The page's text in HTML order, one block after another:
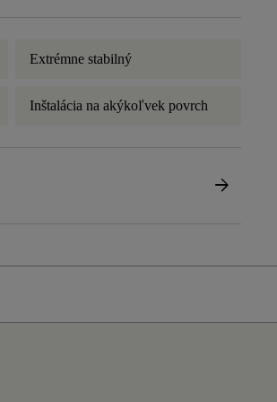
Extrémne stabilný
Inštalácia na akýkoľvek povrch
arrow_forward